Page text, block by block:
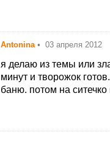
Antonina • 03 апреля 2012
я делаю из темы или
минут и творожок
баню. потом на